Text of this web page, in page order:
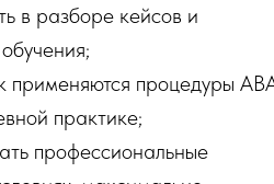
в разборе кейсов и
применяются процедуры
практике;
профессиональные